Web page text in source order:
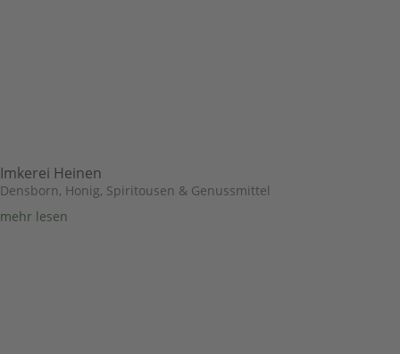
Imkerei Heinen
Densborn, Honig, Spiritousen & Genussmittel
mehr lesen